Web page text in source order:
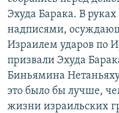
Հայերեն
English
Русский
Все сайты Радио
Эхуда Барака. В
надписями,
Израилем ударов по
призвали Эхуда
Биньямина Нетаньяху
это было бы лучше,
жизни израильских